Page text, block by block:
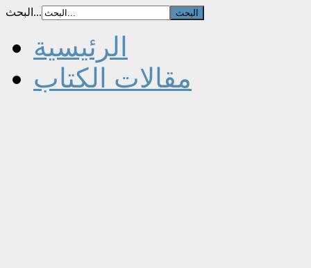
البحث...
الرئيسية
مقالات الكتاب